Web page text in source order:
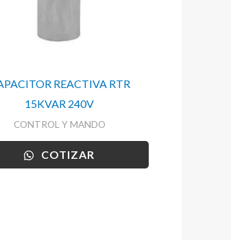
REACTIVA RTR
15KVAR 240V
CONTROL Y MANDO
COTIZAR